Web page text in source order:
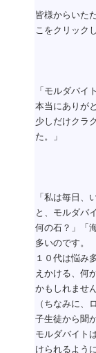
皆様からいた
こをクリック
「モルダバイ
本当にありが
少しだけクラ
た。」
「私は毎日、
と、モルダバ
何の石？」「
多いのです。
１０代は悩み
えかける、何
かもしれません
（ちなみに、
子生徒から聞
モルダバイト
けられるよう